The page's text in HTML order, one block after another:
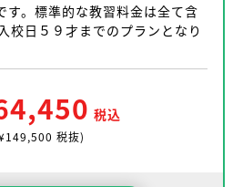
す。標準的な教習料金は全て含
校日５９才までのプランとなり
税込
税抜)